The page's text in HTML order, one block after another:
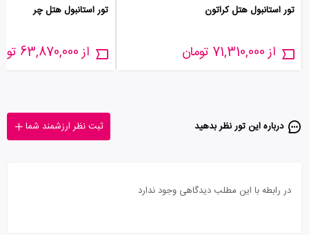
تور استانبول هتل کراتون
از 71,310,000 تومان
تور استانبول هتل چر
از 63,870,000 تومان
درباره این تور‌ نظر بدهید ثبت نظر ارزشمند شما
در رابطه با این مطلب دیدگاهی وجود ندارد